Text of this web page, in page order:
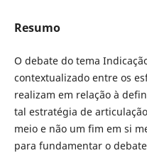
Resumo
O debate do tema
contextualizado entre os
realizam em relação à
tal estratégia de
meio e não um fim em si
para fundamentar o